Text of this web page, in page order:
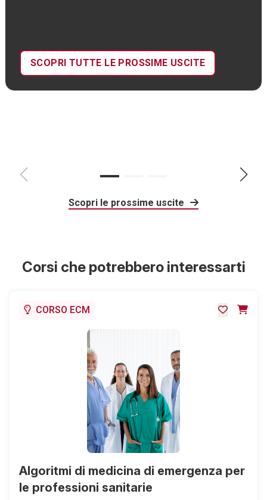
SCOPRI TUTTE LE PROSSIME USCITE
Scopri le prossime uscite
Corsi che potrebbero interessarti
CORSO ECM
Algoritmi di medicina di emergenza per
le professioni sanitarie